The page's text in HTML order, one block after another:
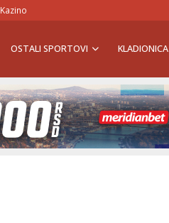
Kazino
OSTALI SPORTOVI KLADIONICA